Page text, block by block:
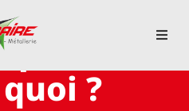
laser
?